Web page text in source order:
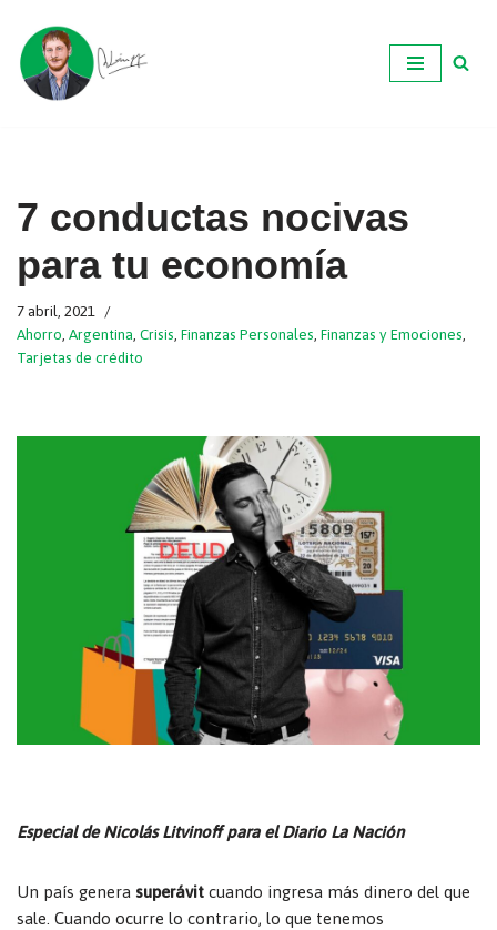
Ir
al
7 conductas nocivas
para tu economía
7 abril, 2021
Ahorro Argentina Crisis Finanzas Personales Finanzas y Emociones
Tarjetas de crédito
Especial de Nicolás Litvinoff para el Diario La Nación
Un país genera superávit cuando ingresa más dinero del que
sale. Cuando ocurre lo contrario, lo que tenemos